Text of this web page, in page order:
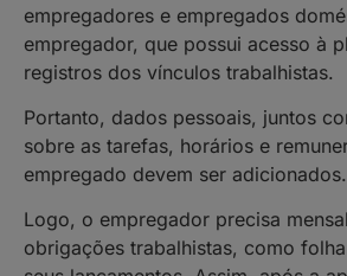
empregadores e empregados
empregador, que possui acesso à
registros dos vínculos trabalhistas.
Portanto, dados pessoais, juntos
sobre as tarefas, horários e
empregado devem ser adicionados.
Logo, o empregador precisa
obrigações trabalhistas, como